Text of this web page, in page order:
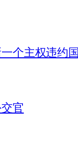
个主权违约
官